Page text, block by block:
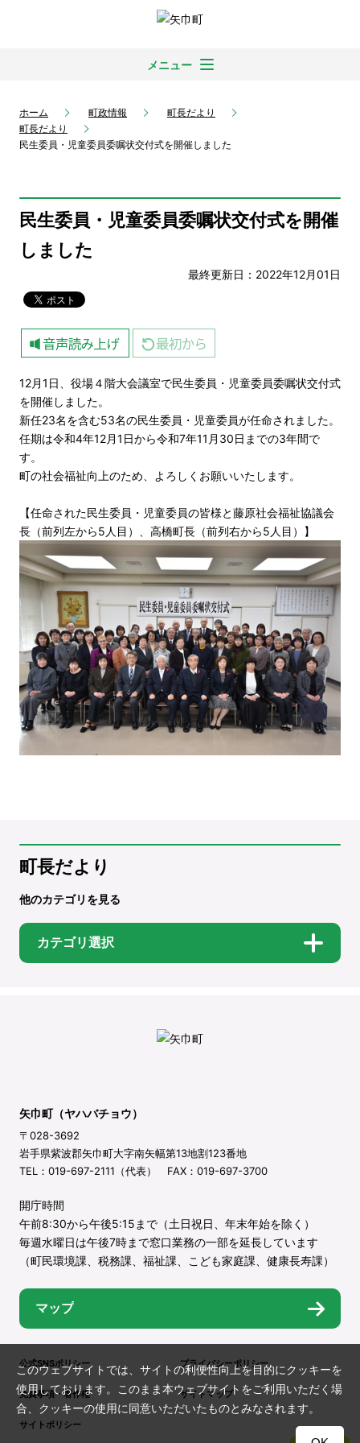
メニュー
ホーム 町政情報
町長だより
町長だより
民生委員・児童委員委嘱状交付式を開催しました
民生委員・児童委員委嘱状交付式を開催
しました
最終更新日：2022年12月01日
12月1日、役場４階大会議室で民生委員・児童委員委嘱状交付式
を開催しました。
新任23名を含む53名の民生委員・児童委員が任命されました。
任期は令和4年12月1日から令和7年11月30日までの3年間で
す。
町の社会福祉向上のため、よろしくお願いいたします。
【任命された民生委員・児童委員の皆様と藤原社会福祉協議会
長（前列左から5人目）、高橋町長（前列右から5人目）】
町長だより
他のカテゴリを見る
カテゴリ選択
矢巾町（ヤハバチョウ）
〒028-3692
岩手県紫波郡矢巾町大字南矢幅第13地割123番地
TEL：019-697-2111（代表） FAX：019-697-3700
開庁時間
午前8:30から午後5:15まで（土日祝日、年末年始を除く）
毎週水曜日は午後7時まで窓口業務の一部を延長しています
（町民環境課、税務課、福祉課、こども家庭課、健康長寿課）
マップ
公式SNSポリシー プライバシーポリシー
免責事項・著作権 サイトマップ
サイトポリシー
このウェブサイトでは、サイトの利便性向上を目的にクッキーを
使用しております。このまま本ウェブサイトをご利用いただく場
合、クッキーの使用に同意いただいたものとみなされます。